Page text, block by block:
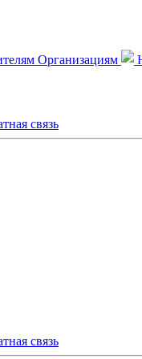
Организациям
связь
связь